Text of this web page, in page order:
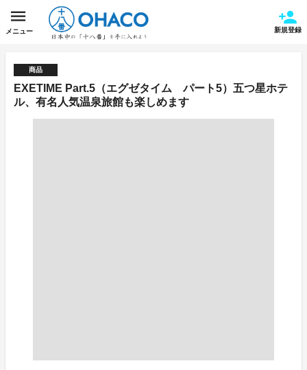
メニュー 新規登録
商品
EXETIME Part.5（エグゼタイム パート5）五つ星ホテ
ル、有名人気温泉旅館も楽しめます